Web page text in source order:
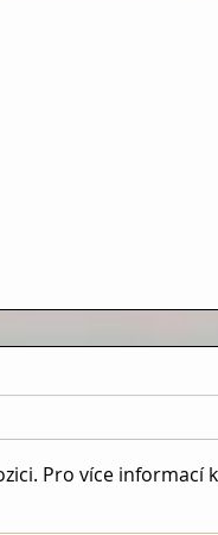
Pro více informací